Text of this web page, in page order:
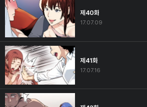
제40화
17.07.09
제41화
17.07.16